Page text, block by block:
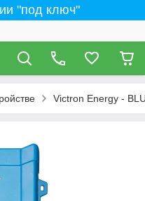
"под ключ"
Victron Energy -